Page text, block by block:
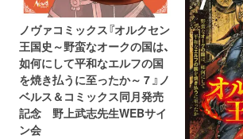
ノヴァコミックス『オルクセン
王国史～野蛮なオークの国は、
如何にして平和なエルフの国
を焼き払うに至ったか～ 7 』ノ
ベルス＆コミックス同月発売
記念 野上武志先生WEBサイ
ン会